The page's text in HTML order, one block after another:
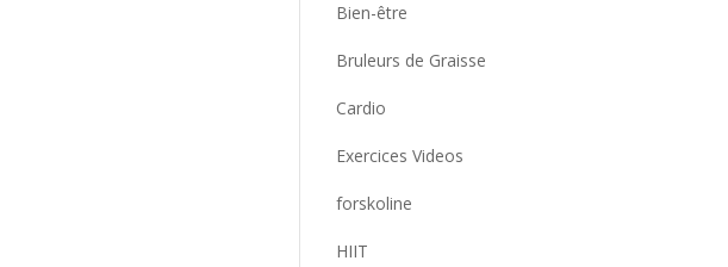
Bien-être
Bruleurs de Graisse
Cardio
Exercices Videos
forskoline
HIIT